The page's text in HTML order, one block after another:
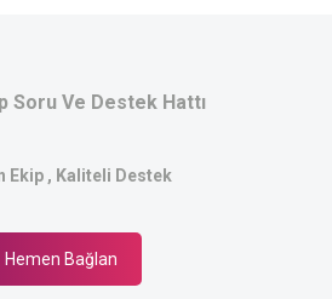
Soru Ve Destek Hattı
Ekip , Kaliteli Destek
Hemen Bağlan